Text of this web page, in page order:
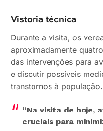
Vistoria técnica
Durante a visita, os
aproximadamente
das intervenções para
e discutir possíveis
transtornos à população.
“Na visita de hoje,
cruciais para